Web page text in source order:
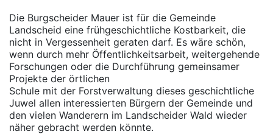
Die Burgscheider Mauer ist für die Gemeinde
Landscheid eine frühgeschichtliche Kostbarkeit, die
nicht in Vergessenheit geraten darf. Es wäre schön,
wenn durch mehr Öffentlichkeitsarbeit, weitergehende
Forschungen oder die Durchführung gemeinsamer
Projekte der örtlichen
Schule mit der Forstverwaltung dieses geschichtliche
Juwel allen interessierten Bürgern der Gemeinde und
den vielen Wanderern im Landscheider Wald wieder
näher gebracht werden könnte.